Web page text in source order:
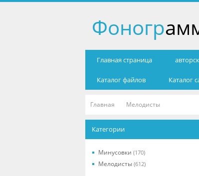
Фоногр
Главная страница
Каталог файлов Каталог
Главная Мелодисты
Категории
Минусовки (170)
Мелодисты (612)